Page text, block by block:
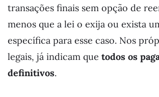
transações finais sem opção de
menos que a lei o exija ou exista
específica para esse caso. Nos
legais, já indicam que todos os
definitivos.